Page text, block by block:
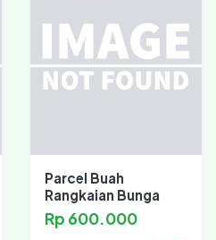
Parcel Buah
Rangkaian Bunga
Rp 600.000